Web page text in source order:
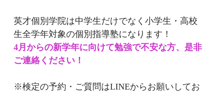
英才個別学院は中学生だけでなく小学生・高校
生全学年対象の個別指導塾になります！
4月からの新学年に向けて勉強で不安な方、是非
ご連絡ください！
※検定の予約・ご質問はLINEからお願いしてお